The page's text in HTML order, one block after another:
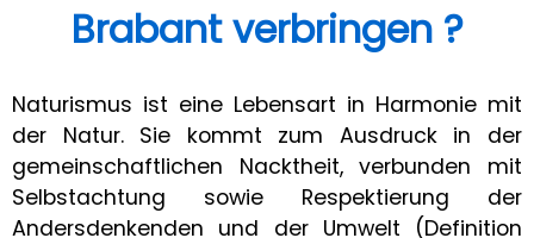
Brabant verbringen ?
Naturismus ist eine Lebensart in Harmonie mit
der Natur. Sie kommt zum Ausdruck in der
gemeinschaftlichen Nacktheit, verbunden mit
Selbstachtung sowie Respektierung der
Andersdenkenden und der Umwelt (Definition